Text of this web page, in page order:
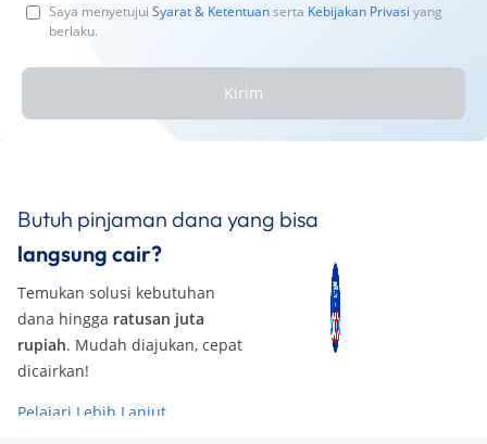
Saya menyetujui Syarat & Ketentuanserta Kebijakan Privasi yang
berlaku.
Kirim
Butuh pinjaman dana yang bisa
langsung cair?
Temukan solusi kebutuhan
dana hingga ratusan juta
rupiah. Mudah diajukan, cepat
dicairkan!
Pelajari Lebih Lanjut